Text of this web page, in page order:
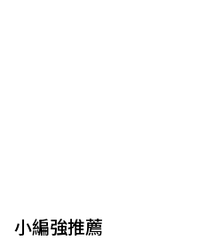
小編強推薦